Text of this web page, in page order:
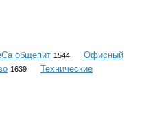
общепит 1544
Офисный
1639
Технические